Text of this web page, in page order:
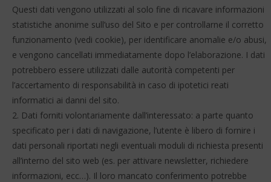
Questi dati vengono utilizzati al solo fine di ricavare informazioni
statistiche anonime sull’uso del Sito e per controllarne il corretto
funzionamento (vedi cookie), per identificare anomalie e/o abusi,
e vengono cancellati immediatamente dopo l’elaborazione. I dati
potrebbero essere utilizzati dalle autorità competenti per
l’accertamento di responsabilità in caso di ipotetici reati
informatici ai danni del sito.
Dati forniti volontariamente dall’interessato: a parte quanto
specificato per i dati di navigazione, l’utente è libero di fornire i
dati personali riportati negli eventuali moduli di richiesta presenti
all’interno del sito web (es. per attivare newsletter, richiedere
informazioni, ecc…). Il loro mancato conferimento potrebbe